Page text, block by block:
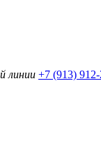
линии +7 (913)